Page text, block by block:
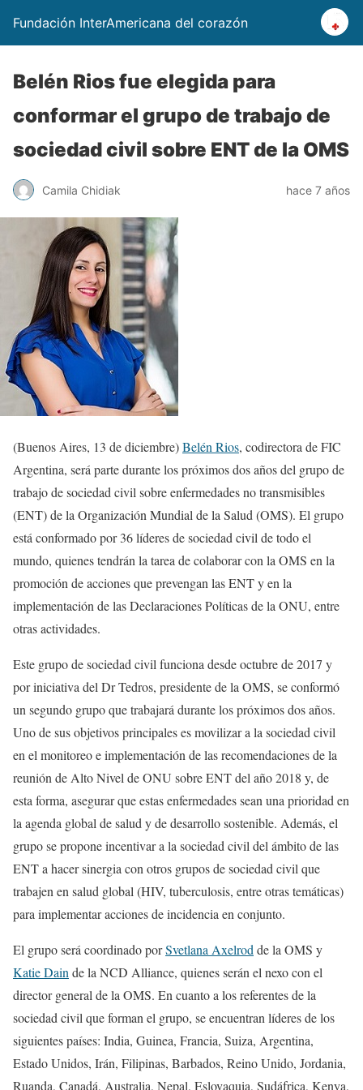
Fundación InterAmericana del corazón
Belén Rios fue elegida para
conformar el grupo de trabajo de
sociedad civil sobre ENT de la OMS
Camila Chidiak hace 7 años
(Buenos Aires, 13 de diciembre)Belén Rios, codirectora de FIC
Argentina, será parte durante los próximos dos años del grupo de
trabajo de sociedad civil sobre enfermedades no transmisibles
(ENT) de la Organización Mundial de la Salud (OMS). El grupo
está conformado por 36 líderes de sociedad civil de todo el
mundo, quienes tendrán la tarea de colaborar con la OMS en la
promoción de acciones que prevengan las ENT y en la
implementación de las Declaraciones Políticas de la ONU, entre
otras actividades.
Este grupo de sociedad civil funciona desde octubre de 2017 y
por iniciativa del Dr Tedros, presidente de la OMS, se conformó
un segundo grupo que trabajará durante los próximos dos años.
Uno de sus objetivos principales es movilizar a la sociedad civil
en el monitoreo e implementación de las recomendaciones de la
reunión de Alto Nivel de ONU sobre ENT del año 2018 y, de
esta forma, asegurar que estas enfermedades sean una prioridad en
la agenda global de salud y de desarrollo sostenible. Además, el
grupo se propone incentivar a la sociedad civil del ámbito de las
ENT a hacer sinergia con otros grupos de sociedad civil que
trabajen en salud global (HIV, tuberculosis, entre otras temáticas)
para implementar acciones de incidencia en conjunto.
El grupo será coordinado porSvetlana Axelrod de la OMS y
Katie Dain de la NCD Alliance, quienes serán el nexo con el
director general de la OMS. En cuanto a los referentes de la
sociedad civil que forman el grupo, se encuentran líderes de los
siguientes países: India, Guinea, Francia, Suiza, Argentina,
Estado Unidos, Irán, Filipinas, Barbados, Reino Unido, Jordania,
Ruanda, Canadá, Australia, Nepal, Eslovaquia, Sudáfrica, Kenya,